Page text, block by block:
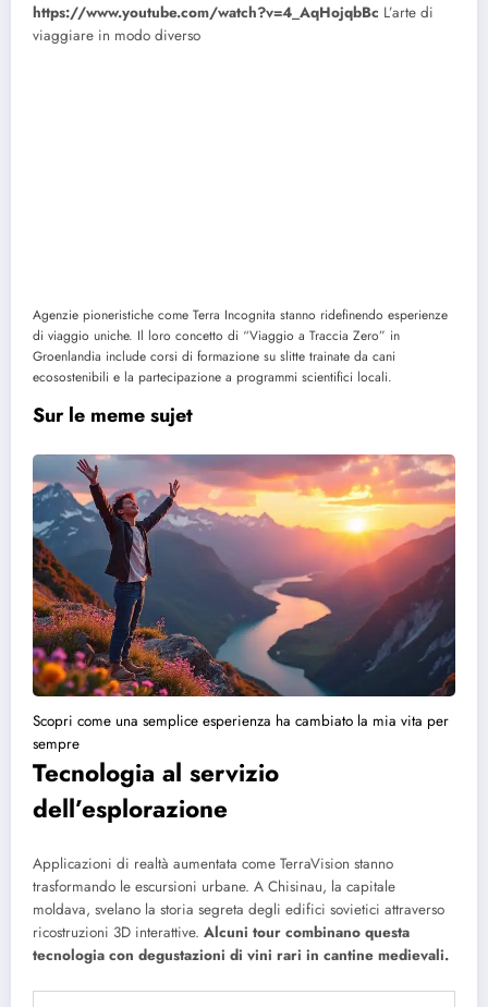
https://www.youtube.com/watch?v=4_AqHojqbBc L’arte di
viaggiare in modo diverso
Agenzie pioneristiche come Terra Incognita stanno ridefinendo esperienze
di viaggio uniche. Il loro concetto di “Viaggio a Traccia Zero” in
Groenlandia include corsi di formazione su slitte trainate da cani
ecosostenibili e la partecipazione a programmi scientifici locali.
Sur le meme sujet
Scopri come una semplice esperienza ha cambiato la mia vita per
sempre
Tecnologia al servizio
dell’esplorazione
Applicazioni di realtà aumentata come TerraVision stanno
trasformando le escursioni urbane. A Chisinau, la capitale
moldava, svelano la storia segreta degli edifici sovietici attraverso
ricostruzioni 3D interattive. Alcuni tour combinano questa
tecnologia con degustazioni di vini rari in cantine medievali.